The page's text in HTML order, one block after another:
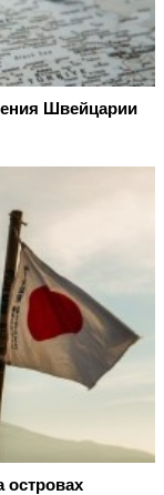
Швейцарии
островах